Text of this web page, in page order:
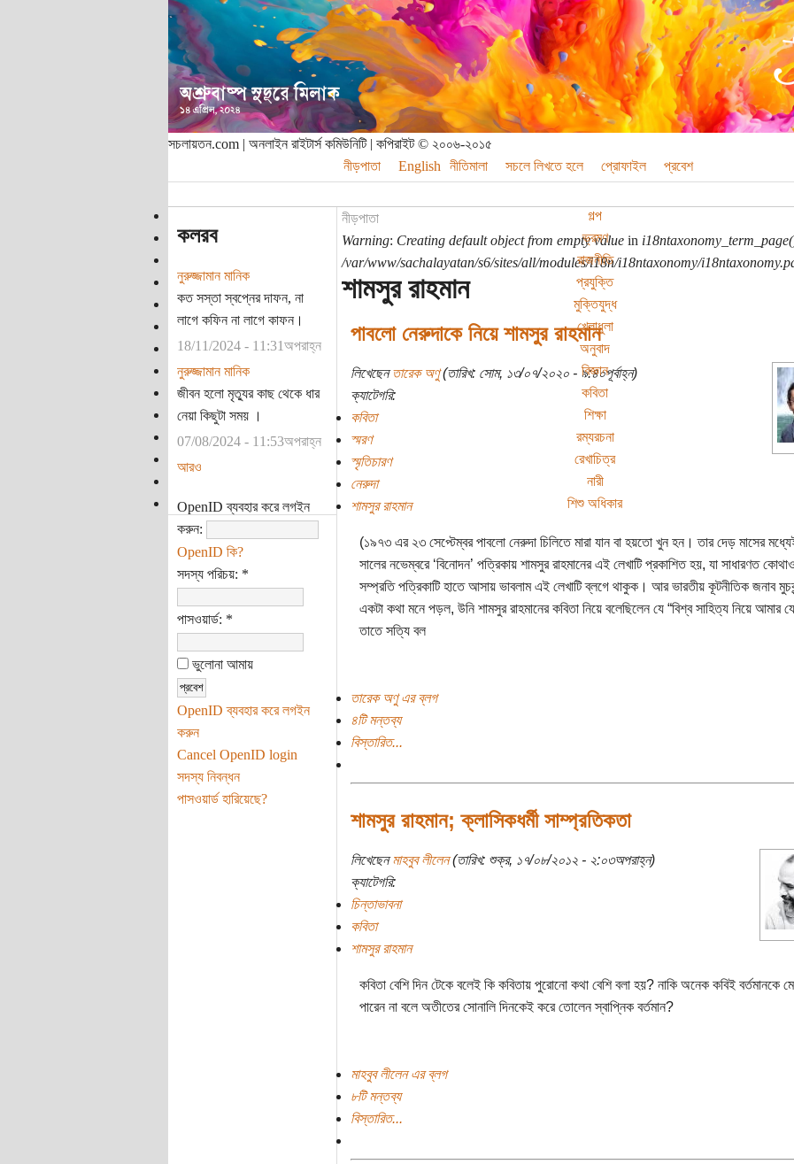
সচলায়তন.com | অনলাইন রাইটার্স কমিউনিটি | কপিরাইট © ২০০৬-২০১৫
নীড়পাতা
English নীতিমালা সচলে লিখতে হলে প্রোফাইল প্রবেশ
গল্প
ভ্রমণ
রাজনীতি
প্রযুক্তি
মুক্তিযুদ্ধ
খেলাধুলা
অনুবাদ
বিজ্ঞান
কবিতা
শিক্ষা
রম্যরচনা
রেখাচিত্র
নারী
শিশু অধিকার
কলরব
নুরুজ্জামান মানিক
কত সস্তা স্বপ্নের দাফন, না
লাগে কফিন না লাগে কাফন।
18/11/2024 - 11:31অপরাহ্ন
নুরুজ্জামান মানিক
জীবন হলো মৃত্যুর কাছ থেকে ধার
নেয়া কিছুটা সময় ।
07/08/2024 - 11:53অপরাহ্ন
আরও
OpenID ব্যবহার করে লগইন
করুন:
OpenID কি?
সদস্য পরিচয়: *
পাসওয়ার্ড: *
ভুলোনা আমায়
OpenID ব্যবহার করে লগইন
করুন
Cancel OpenID login
সদস্য নিবন্ধন
পাসওয়ার্ড হারিয়েছে?
নীড়পাতা
Warning: Creating default object from empty valuein
/var/www/sachalayatan/s6/sites/all/modules/i18n/i18ntaxonomy/
শামসুর রাহমান
পাবলো নেরুদাকে নিয়ে শামসুর রাহমান
লিখেছেনতারেক অণু(তারিখ: সোম, ১৩/০৭/২০২০ - ৯:৪০পূর্বাহ্ন)
ক্যাটেগরি:
কবিতা
স্মরণ
স্মৃতিচারণ
নেরুদা
শামসুর রাহমান
(১৯৭৩ এর ২৩ সেপ্টেম্বর পাবলো নেরুদা চিলিতে মারা যান বা হয়তো খুন হন। তার দেড় মাসের
সালের নভেম্বরে ‘বিনোদন’ পত্রিকায় শামসুর রাহমানের এই লেখাটি প্রকাশিত হয়, যা সাধারণত
সম্প্রতি পত্রিকাটি হাতে আসায় ভাবলাম এই লেখাটি ব্লগে থাকুক। আর ভারতীয় কূটনীতিক জনাব
একটা কথা মনে পড়ল, উনি শামসুর রাহমানের কবিতা নিয়ে বলেছিলেন যে “বিশ্ব সাহিত্য নিয়ে আমার
তাতে সত্যি বল
তারেক অণু এর ব্লগ
৪টি মন্তব্য
বিস্তারিত...
শামসুর রাহমান; ক্লাসিকধর্মী সাম্প্রতিকতা
লিখেছেনমাহবুব লীলেন(তারিখ: শুক্র, ১৭/০৮/২০১২ - ২:০৩অপরাহ্ন)
ক্যাটেগরি:
চিন্তাভাবনা
কবিতা
শামসুর রাহমান
কবিতা বেশি দিন টেকে বলেই কি কবিতায় পুরোনো কথা বেশি বলা হয়? নাকি অনেক কবিই বর্তমানকে
পারেন না বলে অতীতের সোনালি দিনকেই করে তোলেন স্বাপ্নিক বর্তমান?
মাহবুব লীলেন এর ব্লগ
৮টি মন্তব্য
বিস্তারিত...